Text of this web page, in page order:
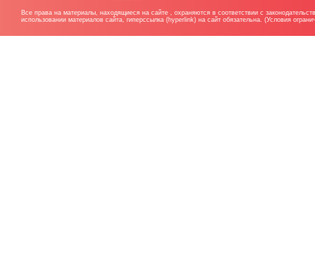
Все права на материалы, находящиеся на сайте , охраняются в соответствии с
использовании материалов сайта, гиперссылка (hyperlink) на сайт обязательна. (Условия